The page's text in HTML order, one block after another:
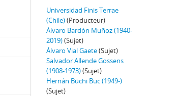
Universidad Finis Terrae
(Chile)(Producteur)
Álvaro Bardón Muñoz (1940-
2019)(Sujet)
Álvaro Vial Gaete(Sujet)
Salvador Allende Gossens
(1908-1973)(Sujet)
Hernán Büchi Buc (1949-)
(Sujet)